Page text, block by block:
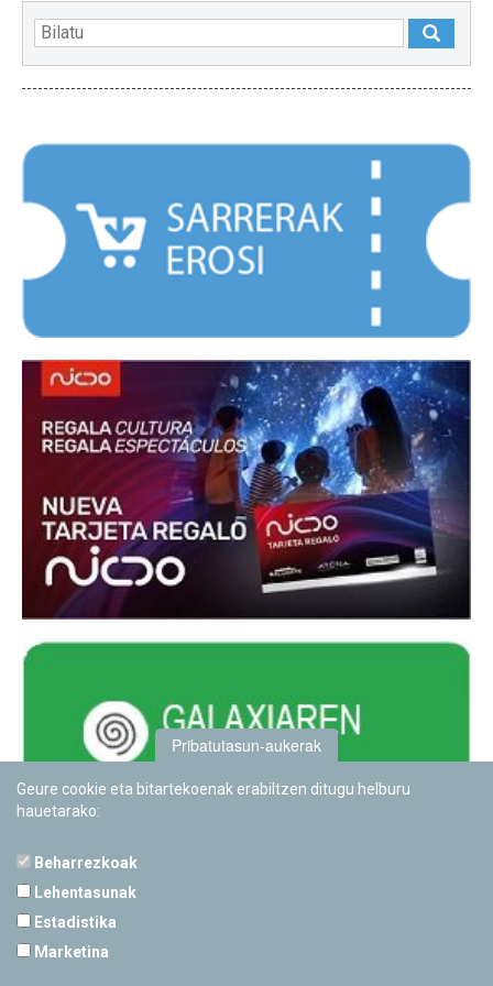
Pribatutasun-aukerak
Geure cookie eta bitartekoenak erabiltzen ditugu helburu
hauetarako:
Beharrezkoak
Lehentasunak
Estadistika
Marketina